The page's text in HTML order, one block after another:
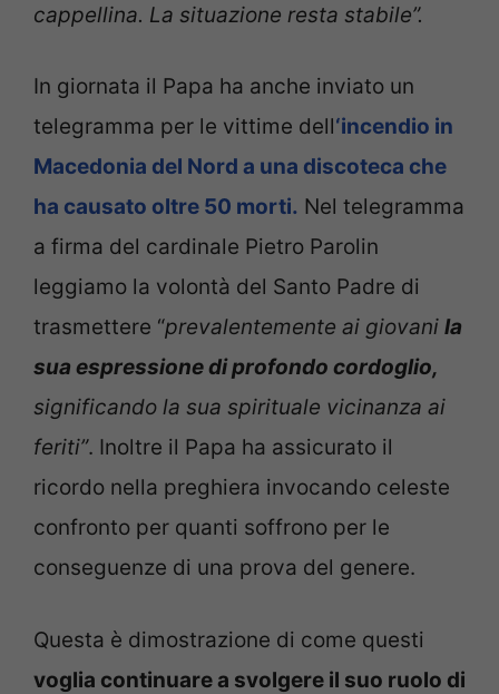
cappellina. La situazione resta stabile”.
In giornata il Papa ha anche inviato un
telegramma per le vittime dell‘incendio in
Macedonia del Nord a una discoteca che
ha causato oltre 50 morti. Nel telegramma
a firma del cardinale Pietro Parolin
leggiamo la volontà del Santo Padre di
trasmettere “prevalentemente ai giovani la
sua espressione di profondo cordoglio,
significando la sua spirituale vicinanza ai
feriti”. Inoltre il Papa ha assicurato il
ricordo nella preghiera invocando celeste
confronto per quanti soffrono per le
conseguenze di una prova del genere.
Questa è dimostrazione di come questi
voglia continuare a svolgere il suo ruolo di